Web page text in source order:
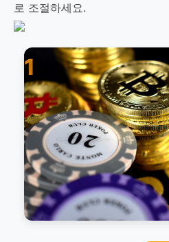
로 조절하세요.
1